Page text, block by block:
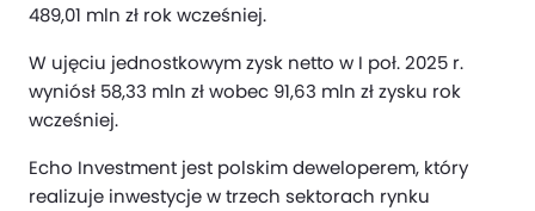
489,01 mln zł rok wcześniej.
W ujęciu jednostkowym zysk netto w I poł. 2025 r.
wyniósł 58,33 mln zł wobec 91,63 mln zł zysku rok
wcześniej.
Echo Investment jest polskim deweloperem, który
realizuje inwestycje w trzech sektorach rynku